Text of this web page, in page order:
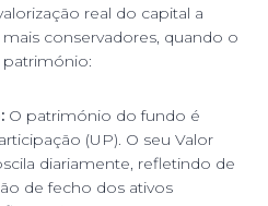
real do capital a
conservadores, quando o
património:
O património do fundo é
(UP). O seu Valor
diariamente, refletindo de
de fecho dos ativos